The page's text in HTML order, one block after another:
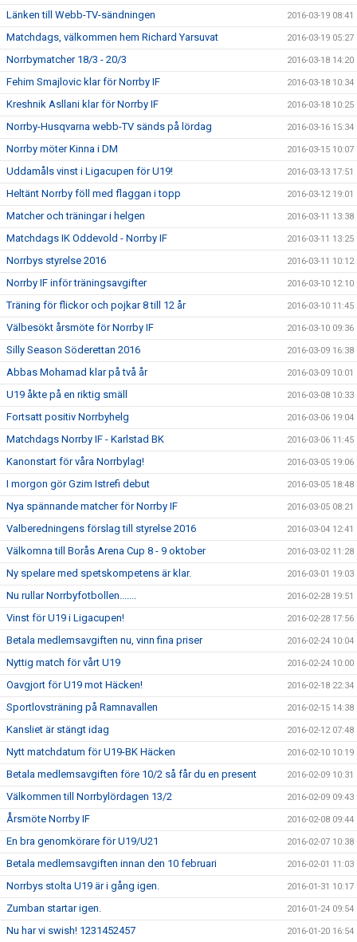
Länken till Webb-TV-sändningen 2016-03-19 08:41
Matchdags, välkommen hem Richard Yarsuvat 2016-03-19 05:27
Norrbymatcher 18/3 - 20/3 2016-03-18 14:20
Fehim Smajlovic klar för Norrby IF 2016-03-18 10:34
Kreshnik Asllani klar för Norrby IF 2016-03-18 10:25
Norrby-Husqvarna webb-TV sänds på lördag 2016-03-16 15:34
Norrby möter Kinna i DM 2016-03-15 10:07
Uddamåls vinst i Ligacupen för U19! 2016-03-13 17:51
Heltänt Norrby föll med flaggan i topp 2016-03-12 19:01
Matcher och träningar i helgen 2016-03-11 13:38
Matchdags IK Oddevold - Norrby IF 2016-03-11 13:25
Norrbys styrelse 2016 2016-03-11 10:12
Norrby IF inför träningsavgifter 2016-03-10 12:10
Träning för flickor och pojkar 8 till 12 år 2016-03-10 11:45
Välbesökt årsmöte för Norrby IF 2016-03-10 09:36
Silly Season Söderettan 2016 2016-03-09 16:38
Abbas Mohamad klar på två år 2016-03-09 10:01
U19 åkte på en riktig smäll 2016-03-08 10:33
Fortsatt positiv Norrbyhelg 2016-03-06 19:04
Matchdags Norrby IF - Karlstad BK 2016-03-06 11:45
Kanonstart för våra Norrbylag! 2016-03-05 19:06
I morgon gör Gzim Istrefi debut 2016-03-05 18:48
Nya spännande matcher för Norrby IF 2016-03-05 08:21
Valberedningens förslag till styrelse 2016 2016-03-04 12:41
Välkomna till Borås Arena Cup 8 - 9 oktober 2016-03-02 11:28
Ny spelare med spetskompetens är klar. 2016-03-01 19:03
Nu rullar Norrbyfotbollen....... 2016-02-28 19:51
Vinst för U19 i Ligacupen! 2016-02-28 17:56
Betala medlemsavgiften nu, vinn fina priser 2016-02-24 10:04
Nyttig match för vårt U19 2016-02-24 10:00
Oavgjort för U19 mot Häcken! 2016-02-18 22:34
Sportlovsträning på Ramnavallen 2016-02-15 14:38
Kansliet är stängt idag 2016-02-12 07:48
Nytt matchdatum för U19-BK Häcken 2016-02-10 10:19
Betala medlemsavgiften före 10/2 så får du en present 2016-02-09 10:31
Välkommen till Norrbylördagen 13/2 2016-02-09 09:43
Årsmöte Norrby IF 2016-02-08 09:44
En bra genomkörare för U19/U21 2016-02-07 10:38
Betala medlemsavgiften innan den 10 februari 2016-02-01 11:03
Norrbys stolta U19 är i gång igen. 2016-01-31 10:17
Zumban startar igen. 2016-01-24 09:54
Nu har vi swish! 1231452457 2016-01-20 16:54